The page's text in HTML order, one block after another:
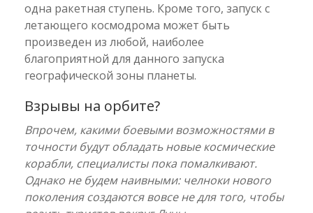
одна ракетная ступень. Кроме того, запуск с
летающего космодрома может быть
произведен из любой, наиболее
благоприятной для данного запуска
географической зоны планеты.
Взрывы на орбите?
Впрочем, какими боевыми возможностями в
точности будут обладать новые космические
корабли, специалисты пока помалкивают.
Однако не будем наивными: челноки нового
поколения создаются вовсе не для того, чтобы